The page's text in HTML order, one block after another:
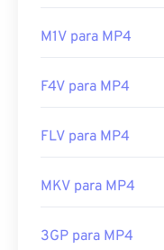
Lançamento inicial:
https://
4.html
M1V para MP4
F4V para MP4
FLV para MP4
MKV para MP4
3GP para MP4